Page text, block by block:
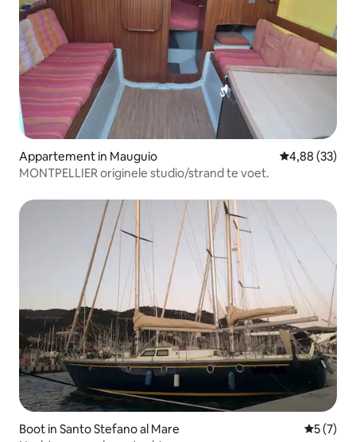
Appartement in Mauguio Gemiddelde
4,88 (33)
MONTPELLIER originele studio/strand te voet.
Boot in Santo Stefano al Mare
5 (7)